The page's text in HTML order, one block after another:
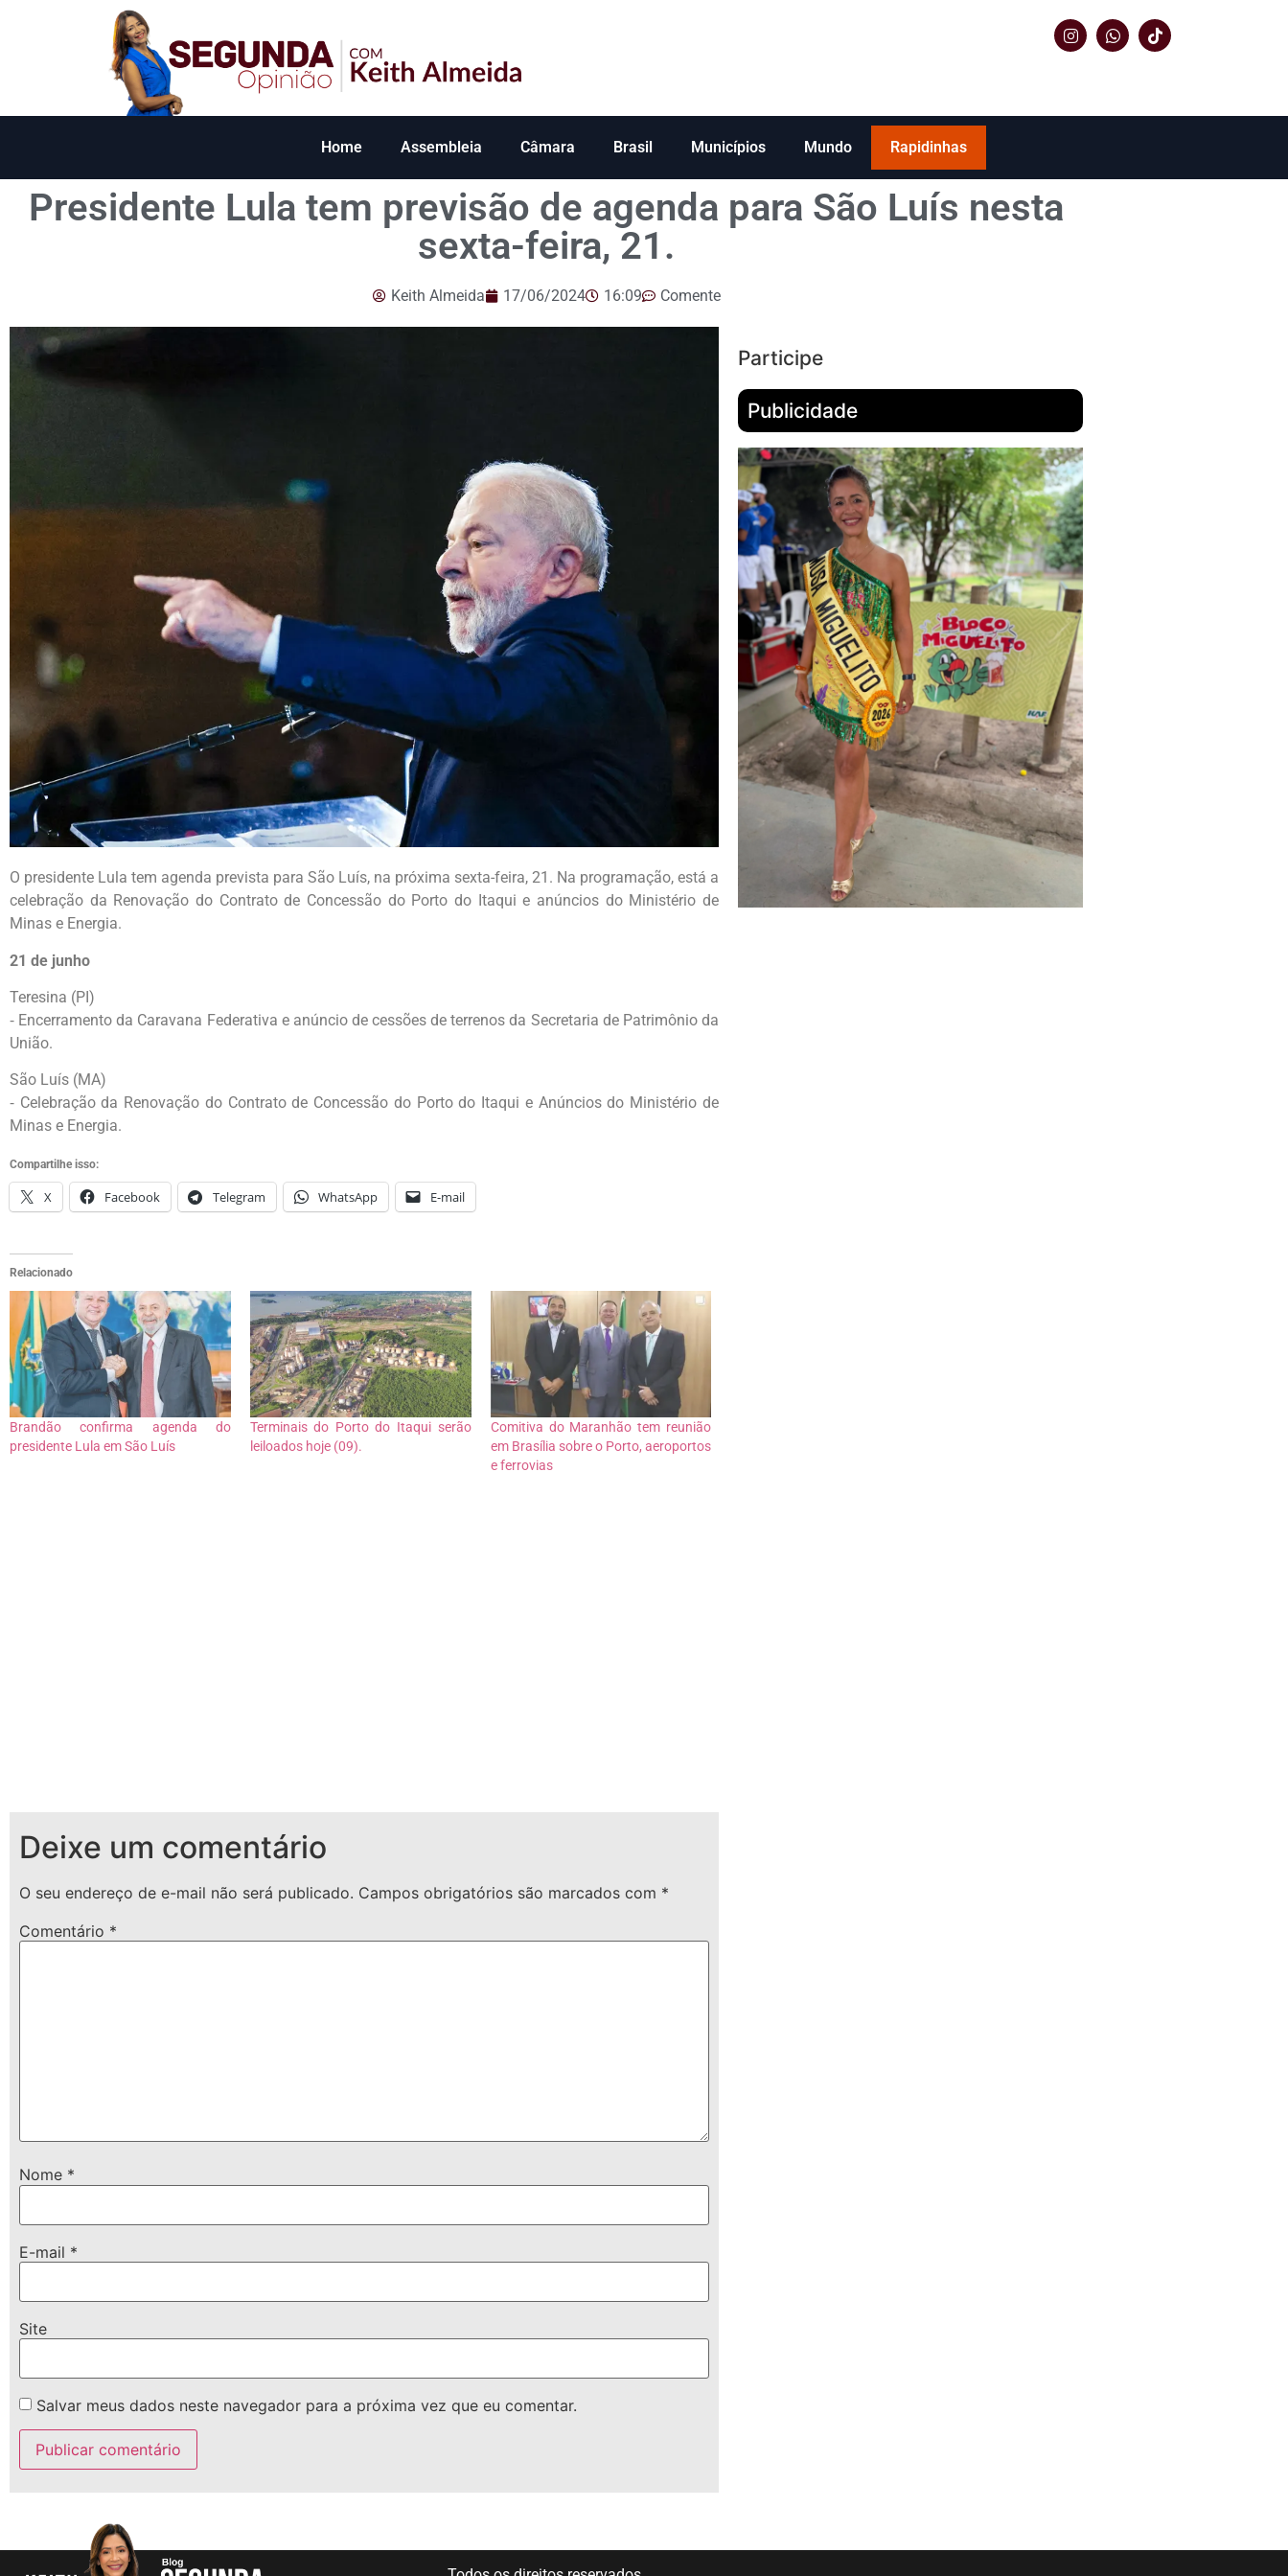
Home Assembleia Câmara Brasil Municípios Mundo Rapidinhas
Presidente Lula tem previsão de agenda para São Luís nesta
sexta-feira, 21.
Keith Almeida 17/06/2024 16:09 Comente
O presidente Lula tem agenda prevista para São Luís, na próxima sexta-feira, 21. Na programação, está a
celebração da Renovação do Contrato de Concessão do Porto do Itaqui e anúncios do Ministério de
Minas e Energia.
21 de junho
Teresina (PI)
⁃ Encerramento da Caravana Federativa e anúncio de cessões de terrenos da Secretaria de Patrimônio da
União.
São Luís (MA)
⁃ Celebração da Renovação do Contrato de Concessão do Porto do Itaqui e Anúncios do Ministério de
Minas e Energia.
Compartilhe isso:
X Facebook Telegram WhatsApp E-mail
Relacionado
Brandão confirma agenda do
presidente Lula em São Luís
Terminais do Porto do Itaqui serão
leiloados hoje (09).
Comitiva do Maranhão tem reunião
em Brasília sobre o Porto, aeroportos
e ferrovias
Deixe um comentário
O seu endereço de e-mail não será publicado. Campos obrigatórios são marcados com *
Comentário *
Nome *
E-mail *
Site
Salvar meus dados neste navegador para a próxima vez que eu comentar.
Participe
Publicidade